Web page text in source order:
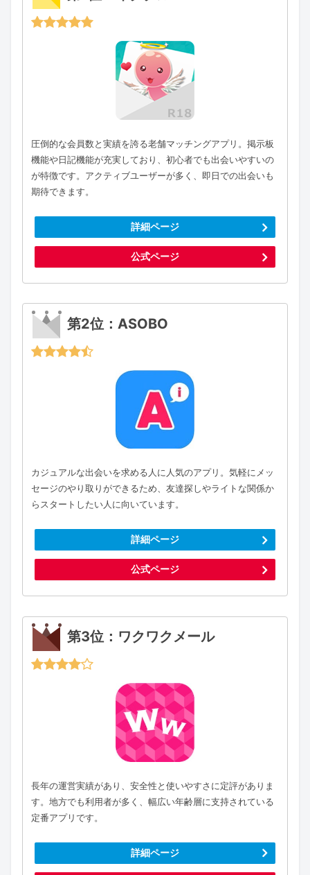
圧倒的な会員数と実績を誇る老舗マッチングアプリ。掲示板
機能や日記機能が充実しており、初心者でも出会いやすいの
が特徴です。アクティブユーザーが多く、即日での出会いも
期待できます。
詳細ページ
公式ページ
第2位：ASOBO
カジュアルな出会いを求める人に人気のアプリ。気軽にメッ
セージのやり取りができるため、友達探しやライトな関係か
らスタートしたい人に向いています。
詳細ページ
公式ページ
第3位：ワクワクメール
長年の運営実績があり、安全性と使いやすさに定評がありま
す。地方でも利用者が多く、幅広い年齢層に支持されている
定番アプリです。
詳細ページ